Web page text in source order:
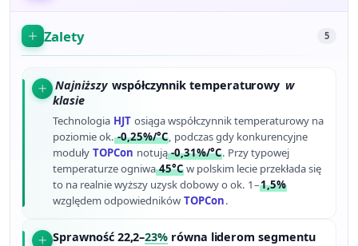
Zalety 5
Najniższy współczynnik temperaturowy w
klasie
Technologia HJT osiąga współczynnik temperaturowy na
poziomie ok.-0,25%/°C, podczas gdy konkurencyjne
moduły TOPCon notują-0,31%/°C. Przy typowej
temperaturze ogniwa45°C w polskim lecie przekłada się
to na realnie wyższy uzysk dobowy o ok. 1–1,5%
względem odpowiedników TOPCon.
Sprawność 22,2–23% równa liderom segmentu